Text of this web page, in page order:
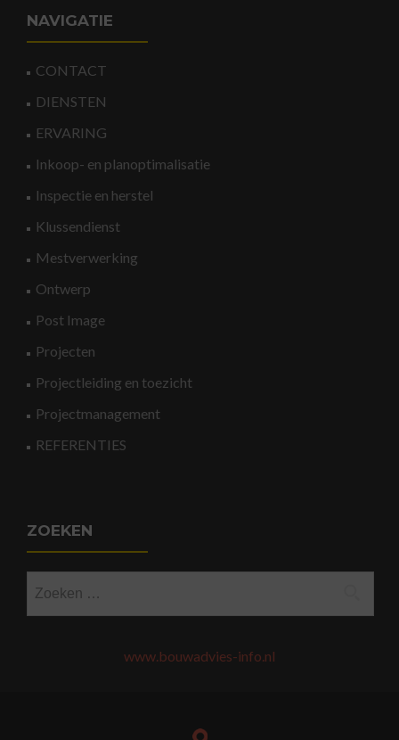
NAVIGATIE
CONTACT
DIENSTEN
ERVARING
Inkoop- en planoptimalisatie
Inspectie en herstel
Klussendienst
Mestverwerking
Ontwerp
Post Image
Projecten
Projectleiding en toezicht
Projectmanagement
REFERENTIES
ZOEKEN
naar:
www.bouwadvies-info.nl